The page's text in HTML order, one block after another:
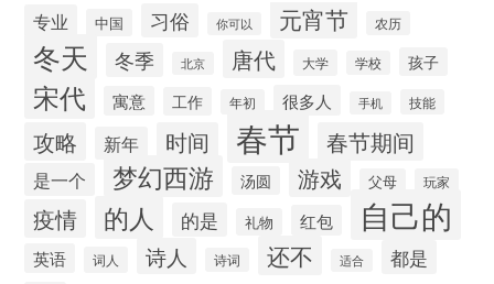
专业 中国 习俗 你可以 元宵节 农历
冬天 冬季 北京 唐代 大学 学校 孩子
宋代 寓意 工作 年初 很多人 手机 技能
攻略 新年 时间 春节 春节期间
是一个 梦幻西游 汤圆 游戏 父母 玩家
疫情 的人 的是 礼物 红包 自己的
英语 词人 诗人 诗词 还不 适合 都是